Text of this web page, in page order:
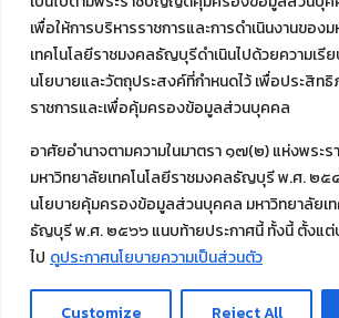
เพื่อให้การบริหารราชการและการดำเนินงานของ
เทคโนโลยีราชมงคลธัญบุรีดำเนินไปด้วยความเรี
นโยบายและวัตถุประสงค์ที่กำหนดไว้ เพื่อประสิท
ราชการและเพื่อคุ้มครองข้อมูลส่วนบุคคล
อาศัยอำนาจตามความในมาตรา ๑๗(๒) แห่งพร
มหาวิทยาลัยเทคโนโลยีราชมงคลธัญบุรี พ.ศ. ๒๕
นโยบายคุ้มครองข้อมูลส่วนบุคคล มหาวิทยาลัยเ
ธัญบุรี พ.ศ. ๒๕๖๖ แนบท้ายประกาศนี้ ทั้งนี้ ตั้งแต่
ไป ดูประกาศนโยบายความเป็นส่วนตัว
Customize Reject All
กรมส่งเสริมอุตสาหกรรม
โครงการยกระดับเศรษฐกิจและสังคมรายตำบล
ตำบล 1 มหาวิทยาลัย)
© 2021 สำนักวิทยบริการและเทคโนโลยีสารสนเ
เทคโนโลยีราชมงคลธัญบุรี